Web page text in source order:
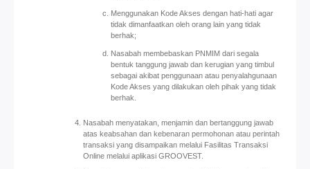
Menggunakan Kode Akses dengan hati-hati agar
tidak dimanfaatkan oleh orang lain yang tidak
berhak;
Nasabah membebaskan PNMIM dari segala
bentuk tanggung jawab dan kerugian yang timbul
sebagai akibat penggunaan atau penyalahgunaan
Kode Akses yang dilakukan oleh pihak yang tidak
berhak.
Nasabah menyatakan, menjamin dan bertanggung jawab
atas keabsahan dan kebenaran permohonan atau perintah
transaksi yang disampaikan melalui Fasilitas Transaksi
Online melalui aplikasi GROOVEST.